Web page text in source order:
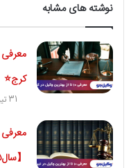
نوشته های مشابه
کرج⭐【
31 تیر, 1405
【سال1405】⚖️